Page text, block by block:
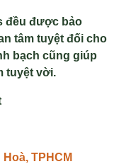
đều được bảo
tâm tuyệt đối cho
bạch cũng giúp
tuyệt vời.
TPHCM